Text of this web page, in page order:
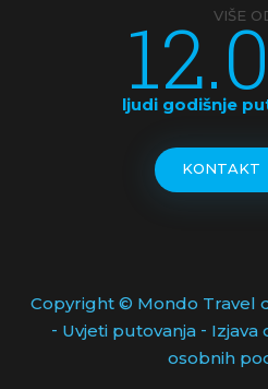
VIŠE
ljudi godišnje
KONTAKT
Copyright © Mondo Travel
- Uvjeti putovanja- Izjava
osobnih